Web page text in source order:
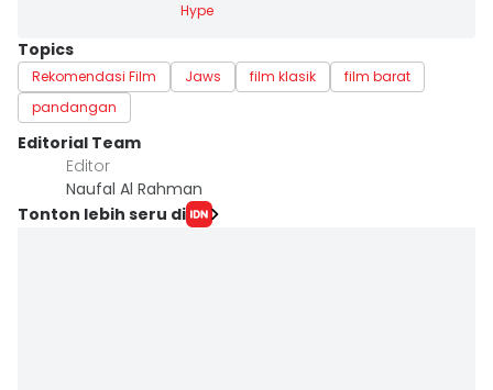
Hype
Topics
Rekomendasi Film Jaws film klasik
film barat
pandangan
Editorial Team
Editor
Naufal Al Rahman
Tonton lebih seru di